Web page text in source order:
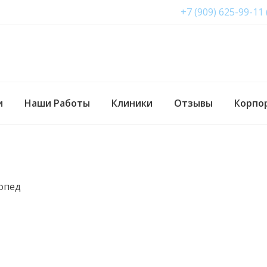
+7 (909) 625-99-11
Наши Работы Клиники Отзывы